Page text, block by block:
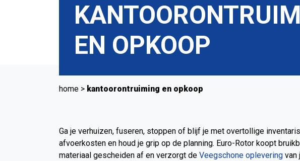
EN OPKOOP
home > kantoorontruiming en opkoop
Ga je verhuizen, fuseren, stoppen of blijf je met overtollige
afvoerkosten en houd je grip op de planning. Euro-Rotor koopt
materiaal gescheiden af en verzorgt de Veegschone oplevering van